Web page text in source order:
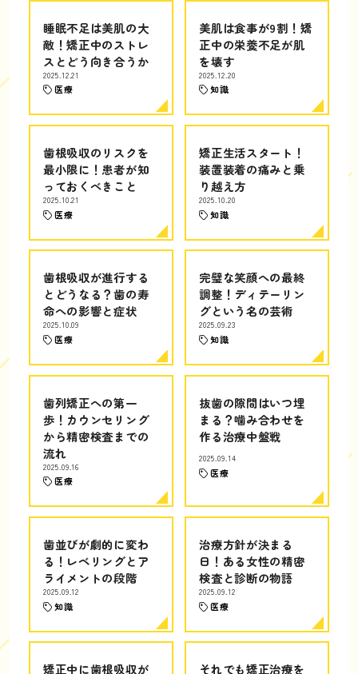
睡眠不足は美肌の大
敵！矯正中のストレ
スとどう向き合うか
2025.12.21
医療
美肌は食事が9割！矯
正中の栄養不足が肌
を壊す
2025.12.20
知識
歯根吸収のリスクを
最小限に！患者が知
っておくべきこと
2025.10.21
医療
矯正生活スタート！
装置装着の痛みと乗
り越え方
2025.10.20
知識
歯根吸収が進行する
とどうなる？歯の寿
命への影響と症状
2025.10.09
医療
完璧な笑顔への最終
調整！ディテーリン
グという名の芸術
2025.09.23
知識
歯列矯正への第一
歩！カウンセリング
から精密検査までの
流れ
2025.09.16
医療
抜歯の隙間はいつ埋
まる？噛み合わせを
作る治療中盤戦
2025.09.14
医療
歯並びが劇的に変わ
る！レベリングとア
ライメントの段階
2025.09.12
知識
治療方針が決まる
日！ある女性の精密
検査と診断の物語
2025.09.12
医療
矯正中に歯根吸収が それでも矯正治療を